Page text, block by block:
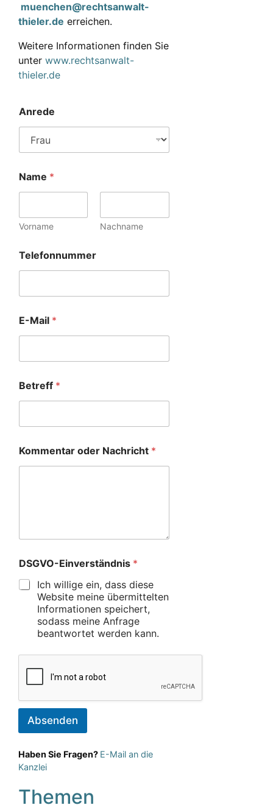
muenchen@rechtsanwalt-
thieler.de erreichen.
Weitere Informationen finden Sie
unter www.rechtsanwalt-
thieler.de
Anrede
Name *
Vorname Nachname
Telefonnummer
E-Mail *
Betreff *
Kommentar oder Nachricht *
DSGVO-Einverständnis *
Ich willige ein, dass diese
Website meine übermittelten
Informationen speichert,
sodass meine Anfrage
beantwortet werden kann.
Absenden
Haben Sie Fragen? E-Mail an die
Kanzlei
Themen